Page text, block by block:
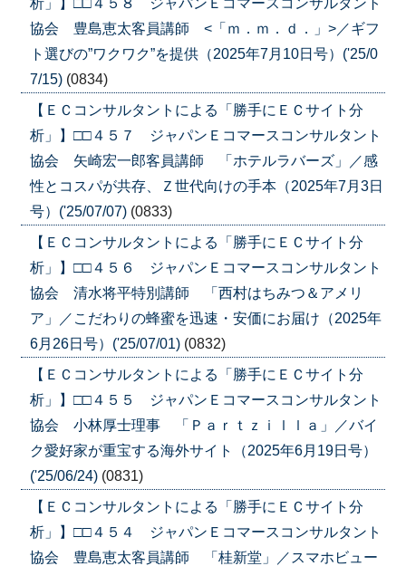
協会 豊島恵太客員講師 <「ｍ．ｍ．ｄ．」>／ギフ
ト選びの”ワクワク”を提供（2025年7月10日号）('25/0
7/15) (0834)
【ＥＣコンサルタントによる「勝手にＥＣサイト分
析」】□□４５７ ジャパンＥコマースコンサルタント
協会 矢崎宏一郎客員講師 「ホテルラバーズ」／感
性とコスパが共存、Ｚ世代向けの手本（2025年7月3日
号）('25/07/07) (0833)
【ＥＣコンサルタントによる「勝手にＥＣサイト分
析」】□□４５６ ジャパンＥコマースコンサルタント
協会 清水将平特別講師 「西村はちみつ＆アメリ
ア」／こだわりの蜂蜜を迅速・安価にお届け（2025年
6月26日号）('25/07/01) (0832)
【ＥＣコンサルタントによる「勝手にＥＣサイト分
析」】□□４５５ ジャパンＥコマースコンサルタント
協会 小林厚士理事 「Ｐａｒｔｚｉｌｌａ」／バイ
ク愛好家が重宝する海外サイト（2025年6月19日号）
('25/06/24) (0831)
【ＥＣコンサルタントによる「勝手にＥＣサイト分
析」】□□４５４ ジャパンＥコマースコンサルタント
協会 豊島恵太客員講師 「桂新堂」／スマホビュー